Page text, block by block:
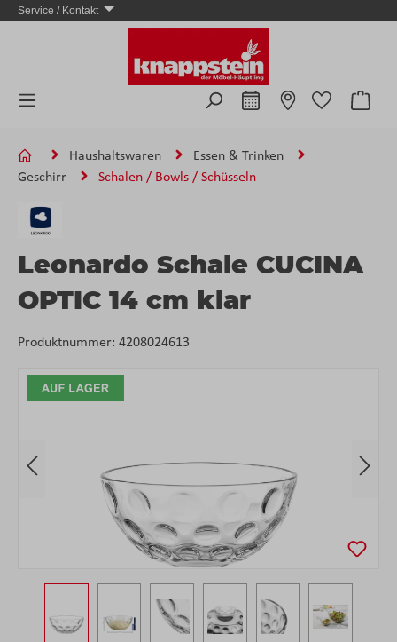
Zum Hauptinhalt springen
Service / Kontakt
Haushaltswaren
Essen & Trinken
Geschirr
Schalen / Bowls / Schüsseln
Bildergalerie überspringen
Leonardo Schale CUCINA
OPTIC 14 cm klar
Produktnummer: 4208024613